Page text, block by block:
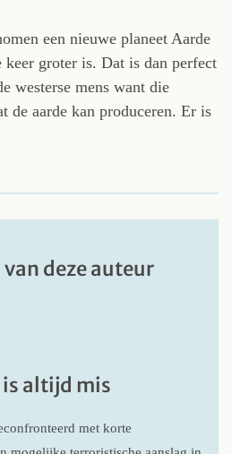
een nieuwe planeet Aarde
groter is. Dat is dan perfect
westerse mens want die
de aarde kan produceren. Er is
deze auteur
altijd mis
met korte